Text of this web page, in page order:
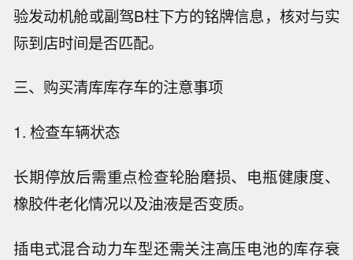
验发动机舱或副驾B柱下方的铭牌信息，核对与实
际到店时间是否匹配。
三、购买清库库存车的注意事项
1. 检查车辆状态
长期停放后需重点检查轮胎磨损、电瓶健康度、
橡胶件老化情况以及油液是否变质。
插电式混合动力车型还需关注高压电池的库存衰